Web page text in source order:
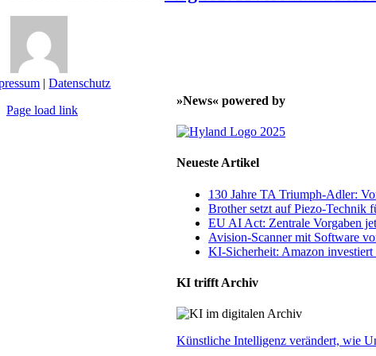
»News« powered by
Neueste Artikel
130 Jahre TA Triumph-Adler:
Brother setzt auf Piezo-Technik
EU AI Act: Zentrale Vorgaben
Avision-Scanner mit Software
KI-Sicherheit: Amazon investiert
KI trifft Archiv
Künstliche Intelligenz verändert, wie
|Datenschutz
Page load link